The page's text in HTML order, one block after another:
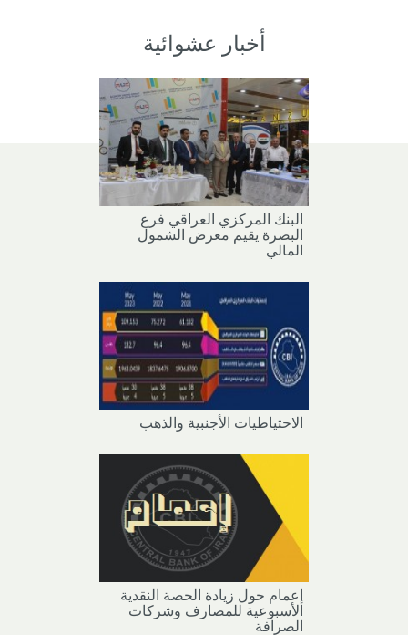
أخبار عشوائية
البنك المركزي العراقي فرع
البصرة يقيم معرض الشمول
المالي
الاحتياطيات الأجنبية والذهب
إعمام حول زيادة الحصة النقدية
الأسبوعية للمصارف وشركات
الصرافة